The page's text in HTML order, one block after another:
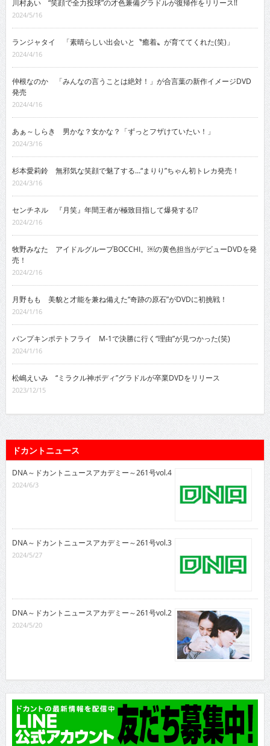
川村あい “笑顔で全力投球”の才色兼備グラドルが復帰作をリリース!!
2024/5/16
ランジャタイ 「素晴らしい出会いと〝癒着〟が育ててくれた(笑)」
2024/4/16
仲根なのか 「みんなの言うことは絶対！」が合言葉の新作イメージDVD
発売
2024/4/16
あぁ～しらき 男かな？女かな？「ずっとフザけていたい！」
2024/3/16
杉本愛莉鈴 無邪気な笑顔で魅了する…“まりり”ちゃん初トレカ発売！
2024/3/16
センチネル 『月笑』年間王者が極致目指して爆発する!?
2024/2/16
牧野みなた アイドルグループBOCCHI。￼の黄色担当がデビューDVDを発
売！
2024/2/16
月野もも 美貌と才能を兼ね備えた“奇跡の原石”がDVDに初挑戦！
2024/1/16
パンプキンポテトフライ M-1で決勝に行く“理由”が見つかった(笑)
2024/1/16
松嶋えいみ “ミラクル神ボディ”グラドルが卒業DVDをリリース
2023/12/15
ドカントニュース
DNA～ドカントニュースアカデミー～261号vol.4
2024/6/3
DNA～ドカントニュースアカデミー～261号vol.3
2024/5/27
DNA～ドカントニュースアカデミー～261号vol.2
2024/5/20